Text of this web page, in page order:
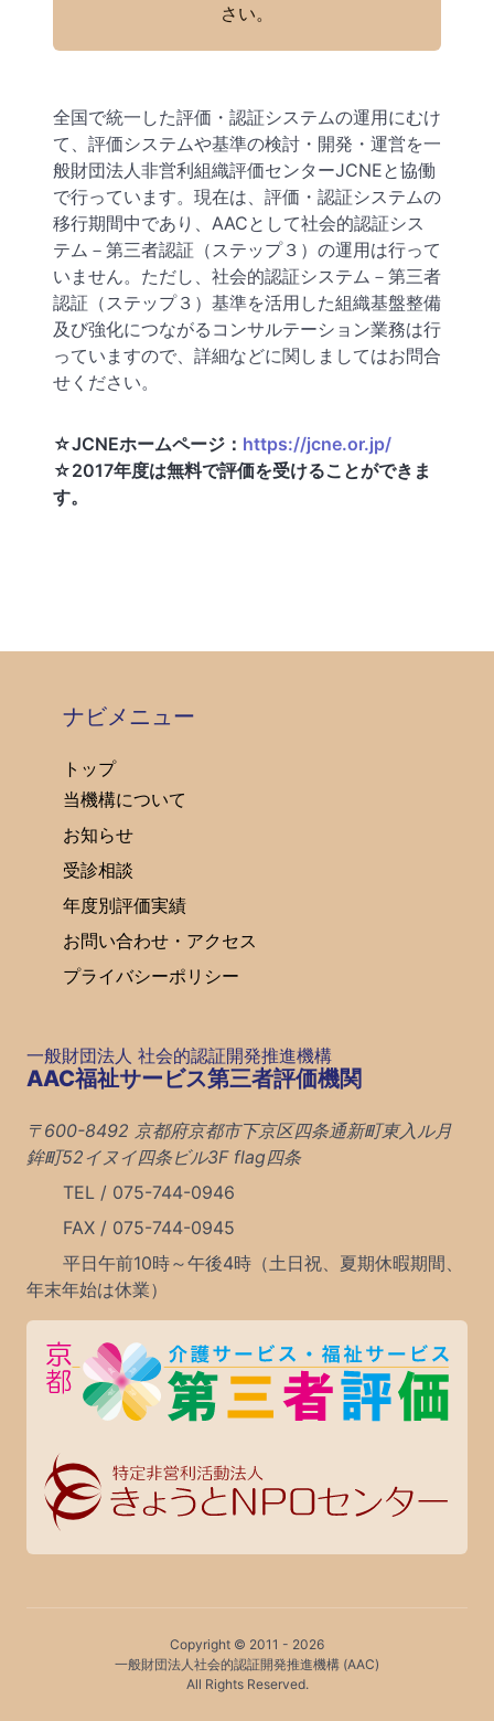
さい。
全国で統一した評価・認証システムの運用にむけ
て、評価システムや基準の検討・開発・運営を一
般財団法人非営利組織評価センターJCNEと協働
で行っています。現在は、評価・認証システムの
移行期間中であり、AACとして社会的認証シス
テム－第三者認証（ステップ３）の運用は行って
いません。ただし、社会的認証システム－第三者
認証（ステップ３）基準を活用した組織基盤整備
及び強化につながるコンサルテーション業務は行
っていますので、詳細などに関しましてはお問合
せください。
☆JCNEホームページ： https://jcne.or.jp/
☆2017年度は無料で評価を受けることができま
す。
ナビメニュー
トップ
当機構について
お知らせ
受診相談
年度別評価実績
お問い合わせ・アクセス
プライバシーポリシー
一般財団法人 社会的認証開発推進機構
AAC福祉サービス第三者評価機関
〒600-8492 京都府京都市下京区四条通新町東入ル月
鉾町52イヌイ四条ビル3F flag四条
TEL / 075-744-0946
FAX / 075-744-0945
平日午前10時～午後4時（土日祝、夏期休暇期間、
年末年始は休業）
Copyright © 2011 - 2026
一般財団法人社会的認証開発推進機構 (AAC)
All Rights Reserved.